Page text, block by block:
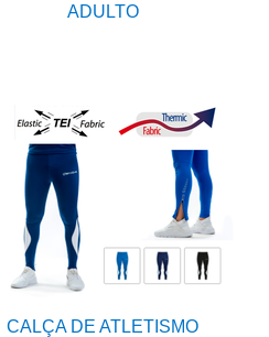
ADULTO
CALÇA DE ATLETISMO